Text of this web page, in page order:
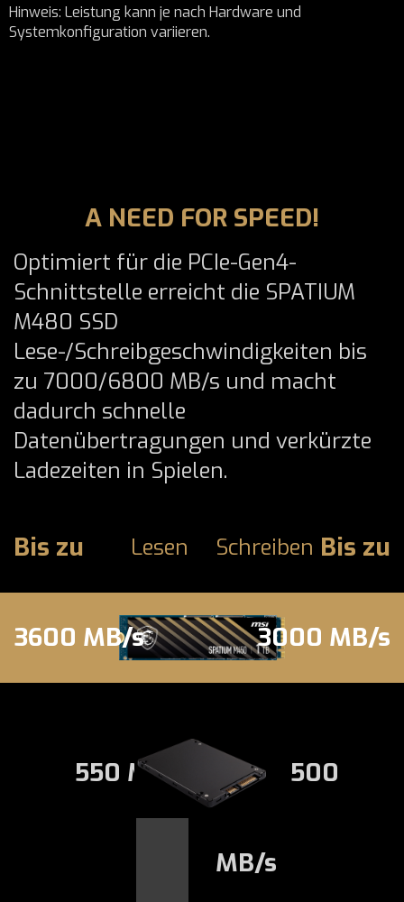
Hinweis: Leistung kann je nach Hardware und
Systemkonfiguration variieren.
A NEED FOR SPEED!
Optimiert für die PCIe-Gen4-
Schnittstelle erreicht die SPATIUM
M480 SSD
Lese-/Schreibgeschwindigkeiten bis
zu 7000/6800 MB/s und macht
dadurch schnelle
Datenübertragungen und verkürzte
Ladezeiten in Spielen.
Bis zu Lesen Schreiben Bis zu
3600 MB/s 3000 MB/s
550 MB/s 500
MB/s